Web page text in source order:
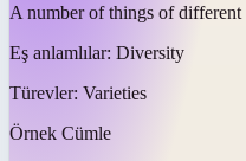
A number of things of different
Eş anlamlılar: Diversity
Türevler: Varieties
Örnek Cümle